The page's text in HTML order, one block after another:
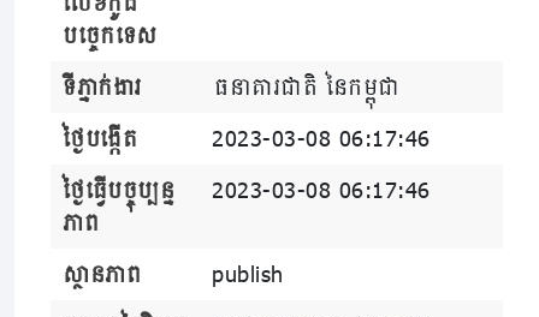
បច្ចេកទេស
ទីភ្នាក់ងារ
ធនាគារជាតិ នៃកម្ពុជា
ថ្ងៃបង្កើត
2023-03-08 06:17:46
ថ្ងៃធ្វើបច្ចុប្បន្ន
ភាព
2023-03-08 06:17:46
ស្ថានភាព
publish